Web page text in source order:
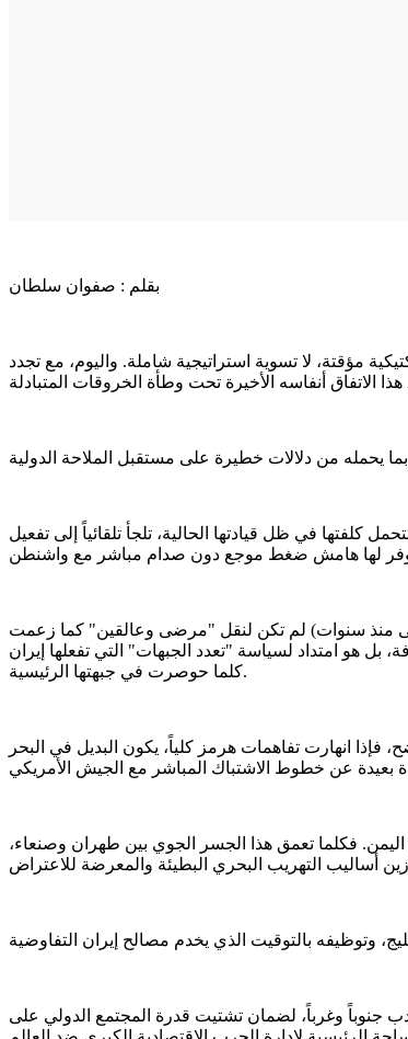
بقلم : صفوان سلطان
مؤقتة، لا تسوية استراتيجية شاملة. واليوم، مع تجدد
في ظل قيادتها الحالية، تلجأ تلقائياً إلى تفعيل
منذ سنوات) لم تكن لنقل "مرضى وعالقين" كما زعمت
هو امتداد لسياسة "تعدد الجبهات" التي تفعلها إيران
كلما حوصرت في جبهتها الرئيسية.
انهارت تفاهمات هرمز كلياً، يكون البديل في البحر
فكلما تعمق هذا الجسر الجوي بين طهران وصنعاء،
جنوباً وغرباً، لضمان تشتيت قدرة المجتمع الدولي على